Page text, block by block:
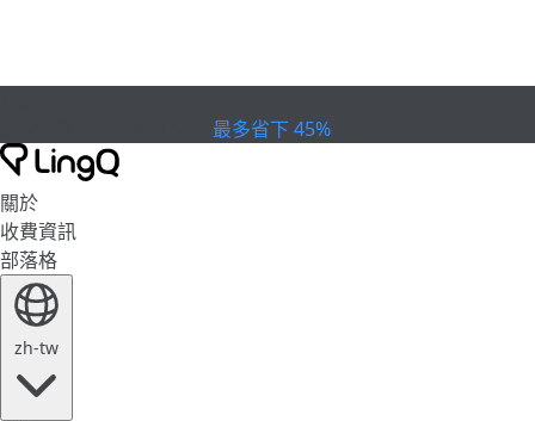
最多省下 45%
關於
收費資訊
部落格
zh-tw